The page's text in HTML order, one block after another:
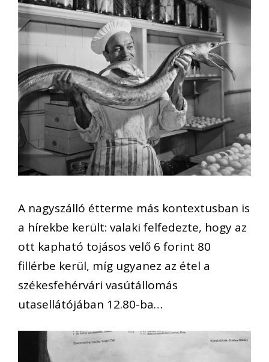
A nagyszálló étterme más kontextusban is
a hírekbe került: valaki felfedezte, hogy az
ott kapható tojásos velő 6 forint 80
fillérbe kerül, míg ugyanez az étel a
székesfehérvári vasútállomás
utasellátójában 12.80-ba…